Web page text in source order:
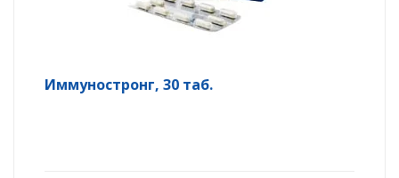
Иммуностронг, 30 таб.